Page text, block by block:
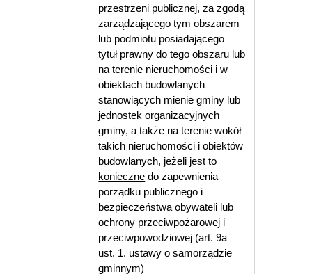
przestrzeni publicznej, za zgodą
zarządzającego tym obszarem
lub podmiotu posiadającego
tytuł prawny do tego obszaru lub
na terenie nieruchomości i w
obiektach budowlanych
stanowiących mienie gminy lub
jednostek organizacyjnych
gminy, a także na terenie wokół
takich nieruchomości i obiektów
budowlanych, jeżeli jest to
konieczne do zapewnienia
porządku publicznego i
bezpieczeństwa obywateli lub
ochrony przeciwpożarowej i
przeciwpowodziowej (art. 9a
ust. 1. ustawy o samorządzie
gminnym)